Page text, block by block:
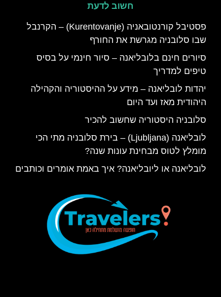
חשוב לדעת
פסטיבל קורנטובאניה (Kurentovanje) – הקרנבל
שבו סלובניה מגרשת את החורף
סיורים חינם בלובליאנה – סיור חינמי על בסיס
טיפים למדריך
יהדות לובליאנה – מידע על ההיסטוריה והקהילה
היהודית מאז ועד היום
סלובניה היסטוריה שחשוב להכיר
לובליאנה (Ljubljana) – בירת סלובניה מתי הכי
מומלץ לטוס מבחינת עונות שנה?
לובליאנה או ליובליאנה? איך באמת אומרים וכותבים